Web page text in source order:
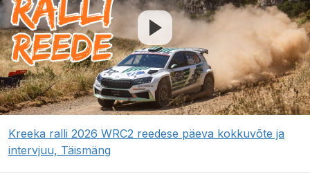
Kreeka ralli 2026 WRC2 reedese päeva kokkuvõte ja
intervjuu, Täismäng